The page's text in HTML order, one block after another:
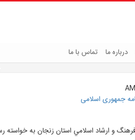
درباره ما تماس با ما
جمهوری اسلامی